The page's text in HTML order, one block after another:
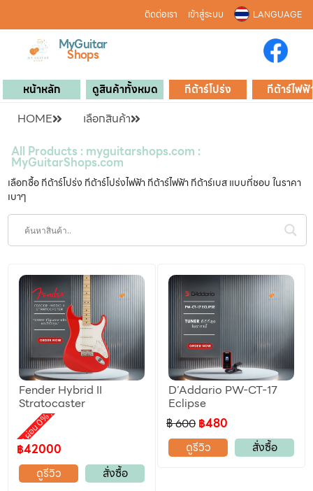
ติดต่อเรา เข้าสู่ระบบ LANGUAGE
MyGuitar
Shops
หน้าหลัก ดูสินค้าทั้งหมด กีต้าร์โปร่ง กีต้าร์ไฟฟ้
HOME
เลือกสินค้า
All Products : myguitarshops.com :
MyGuitarShops.com
เลือกซื้อ กีต้าร์โปร่ง กีต้าร์โปร่งไฟฟ้า กีต้าร์ไฟฟ้า กีต้าร์เบส แบบที่ชอบ ในราคา
เบาๆ
Fender Hybrid II
Stratocaster
ผ่อน 0%
,
ลดราคา
฿42000
ดูรีวิว
สั่งซื้อ
D’Addario PW-CT-17
Eclipse
฿ 600 ฿480
ดูรีวิว
สั่งซื้อ